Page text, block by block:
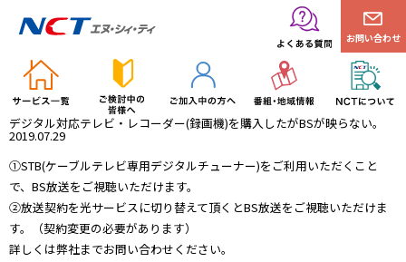
お問い合わせ
デジタル対応テレビ・レコーダー(録画機)を購入したがBSが映らない。
2019.07.29
①STB(ケーブルテレビ専用デジタルチューナー)をご利用いただくこと
で、BS放送をご視聴いただけます。
②放送契約を光サービスに切り替えて頂くとBS放送をご視聴いただけま
す。（契約変更の必要があります）
詳しくは弊社までお問い合わせください。